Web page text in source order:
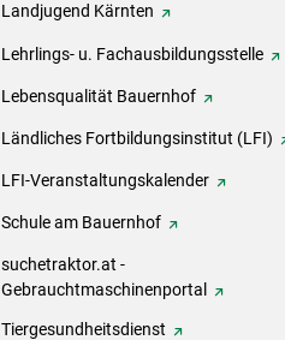
Landjugend Kärnten
Lehrlings- u. Fachausbildungsstelle
Lebensqualität Bauernhof
Ländliches Fortbildungsinstitut (LFI)
LFI-Veranstaltungskalender
Schule am Bauernhof
suchetraktor.at -
Gebrauchtmaschinenportal
Tiergesundheitsdienst